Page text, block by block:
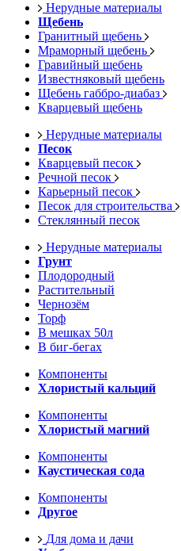
Нерудные материалы
Щебень
Гранитный щебень
Мраморный щебень
Гравийный щебень
Известняковый щебень
Щебень габбро-диабаз
Кварцевый щебень
Нерудные материалы
Песок
Кварцевый песок
Речной песок
Карьерный песок
Песок для строительства
Стеклянный песок
Нерудные материалы
Грунт
Плодородный
Растительный
Чернозём
Торф
В мешках 50л
В биг-бегах
Компоненты
Хлористый кальций
Компоненты
Хлористый магний
Компоненты
Каустическая сода
Компоненты
Другое
Для дома и дачи